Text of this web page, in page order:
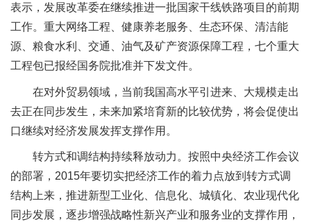
表示，发展改革委在继续推进一批国家干线铁路项目的前期
工作。重大网络工程、健康养老服务、生态环保、清洁能
源、粮食水利、交通、油气及矿产资源保障工程，七个重大
工程包已报经国务院批准并下发文件。
在对外贸易领域，当前我国高水平引进来、大规模走出
去正在同步发生，未来加紧培育新的比较优势，将会促使出
口继续对经济发展发挥支撑作用。
转方式和调结构持续释放动力。按照中央经济工作会议
的部署，2015年要切实把经济工作的着力点放到转方式调
结构上来，推进新型工业化、信息化、城镇化、农业现代化
同步发展，逐步增强战略性新兴产业和服务业的支撑作用，